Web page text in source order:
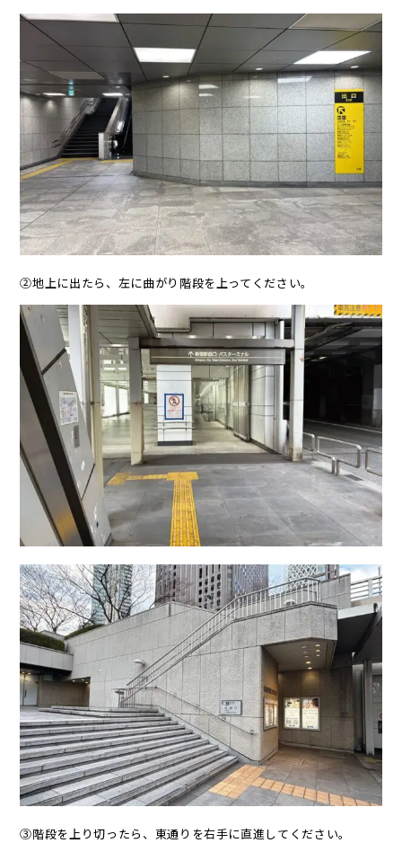
②地上に出たら、左に曲がり階段を上ってください。
③階段を上り切ったら、東通りを右手に直進してください。